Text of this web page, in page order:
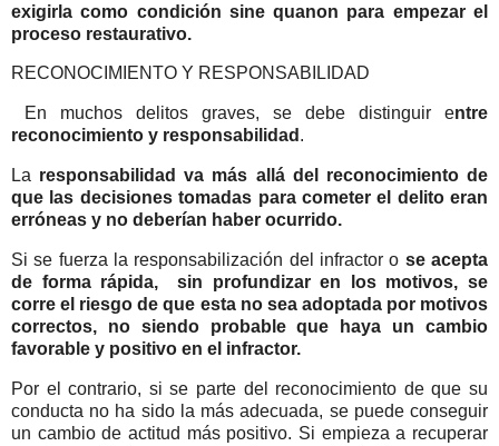
exigirla como condición sine quanon para empezar el
proceso restaurativo.
RECONOCIMIENTO Y RESPONSABILIDAD
En muchos delitos graves, se debe distinguir entre
reconocimiento y responsabilidad .
La responsabilidad va más allá del reconocimiento de
que las decisiones tomadas para cometer el delito eran
erróneas y no deberían haber ocurrido.
Si se fuerza la responsabilización del infractor o se acepta
de forma rápida, sin profundizar en los motivos, se
corre el riesgo de que esta no sea adoptada por motivos
correctos, no siendo probable que haya un cambio
favorable y positivo en el infractor.
Por el contrario, si se parte del reconocimiento de que su
conducta no ha sido la más adecuada, se puede conseguir
un cambio de actitud más positivo. Si empieza a recuperar